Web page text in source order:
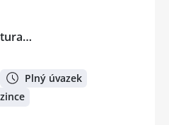
Plný úvazek